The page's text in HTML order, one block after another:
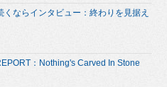
くならインタビュー：終わりを見据え
：Nothing's Carved In Stone